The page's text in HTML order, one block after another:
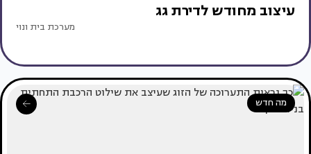
עיצוב מחודש לדירת גג
מערכת בית ונוי
מה חדש